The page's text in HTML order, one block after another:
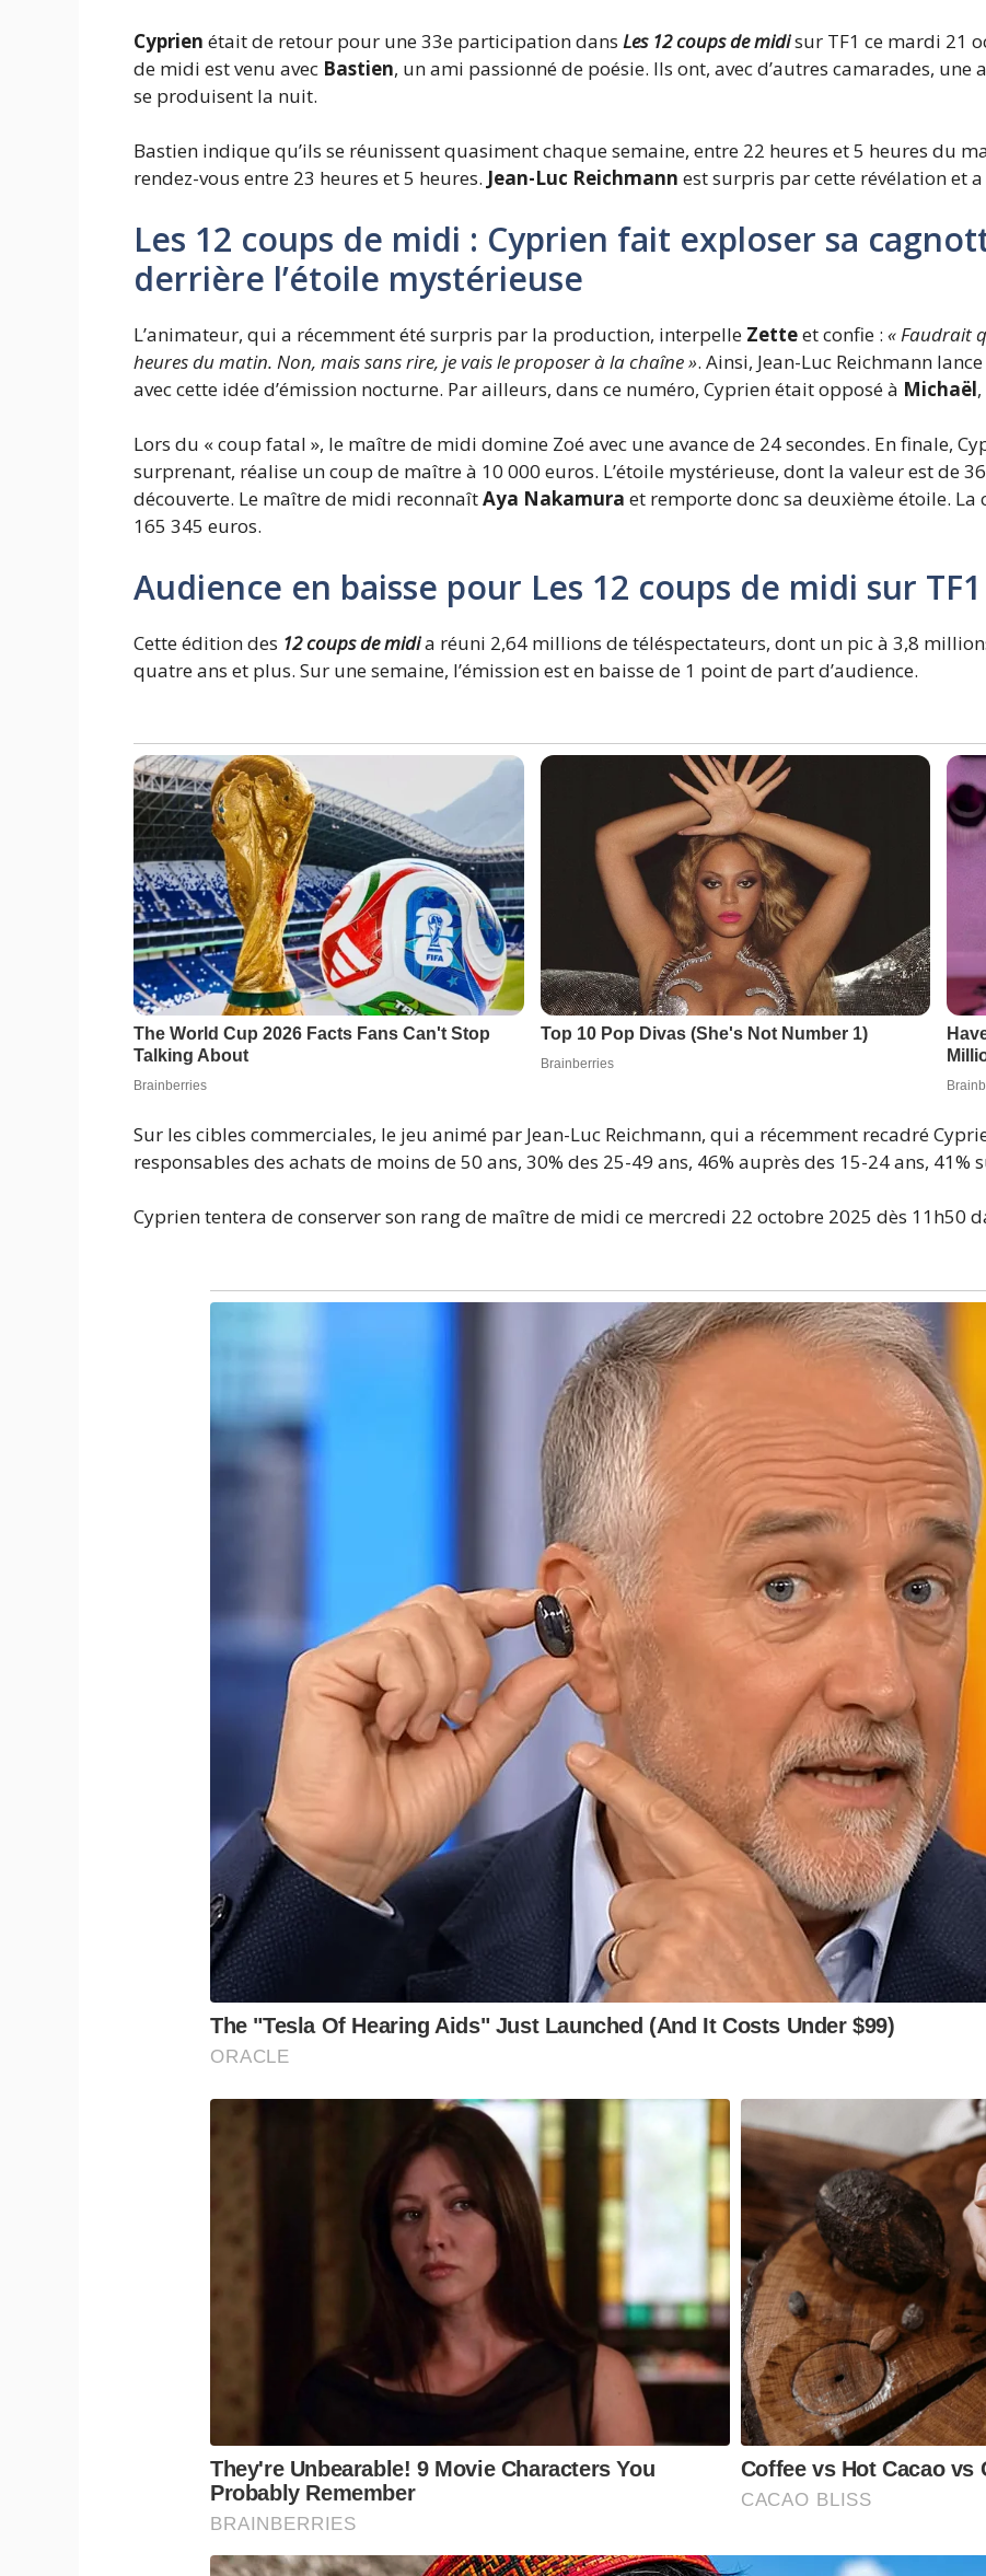
Cyprien était de retour pour une 33e participation dans Les 12 coups de midisur TF1 ce mardi 21
de midi est venu avec Bastien, un ami passionné de poésie. Ils ont, avec d’autres camarades, une
se produisent la nuit.
Bastien indique qu’ils se réunissent quasiment chaque semaine, entre 22 heures et 5 heures du
rendez-vous entre 23 heures et 5 heures. Jean-Luc Reichmann est surpris par cette révélation et
Les 12 coups de midi : Cyprien fait exploser sa
derrière l’étoile mystérieuse
L’animateur, qui a récemment été surpris par la production, interpelle Zetteet confie : « Faudrait
heures du matin. Non, mais sans rire, je vais le proposer à la chaîne ». Ainsi, Jean-Luc Reichmann
avec cette idée d’émission nocturne. Par ailleurs, dans ce numéro, Cyprien était opposé à Michaël,
Lors du « coup fatal », le maître de midi domine Zoé avec une avance de 24 secondes. En finale,
surprenant, réalise un coup de maître à 10 000 euros. L’étoile mystérieuse, dont la valeur est de
découverte. Le maître de midi reconnaîtAya Nakamura et remporte donc sa deuxième étoile. La
165 345 euros.
Audience en baisse pour Les 12 coups de midi sur TF1
Cette édition des 12 coups de midia réuni 2,64 millions de téléspectateurs, dont un pic à 3,8
quatre ans et plus. Sur une semaine, l’émission est en baisse de 1 point de part d’audience.
Sur les cibles commerciales, le jeu animé par Jean-Luc Reichmann, qui a récemment recadré
responsables des achats de moins de 50 ans, 30% des 25-49 ans, 46% auprès des 15-24 ans, 41%
Cyprien tentera de conserver son rang de maître de midi ce mercredi 22 octobre 2025 dès 11h50